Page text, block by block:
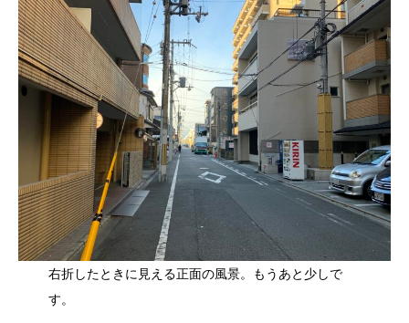
右折したときに見える正面の風景。もうあと少しで
す。